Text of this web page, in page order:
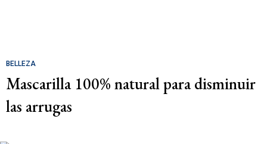
BELLEZA
Mascarilla 100% natural para disminuir
las arrugas